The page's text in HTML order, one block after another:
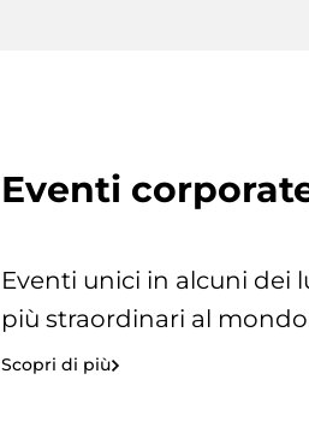
Eventi
Eventi unici in alcuni dei
più straordinari al
Scopri di più